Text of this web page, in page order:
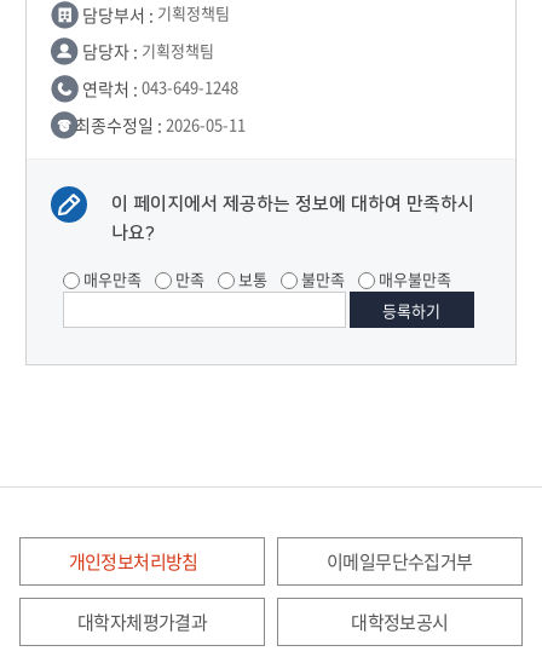
담당부서 : 기획정책팀
담당자 : 기획정책팀
연락처 : 043-649-1248
최종수정일 : 2026-05-11
이 페이지에서 제공하는 정보에 대하여 만족하시
나요?
매우만족 만족 보통 불만족 매우불만족
개인정보처리방침 이메일무단수집거부
대학자체평가결과 대학정보공시